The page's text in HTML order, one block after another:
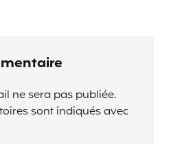
ne sera pas publiée.
sont indiqués avec